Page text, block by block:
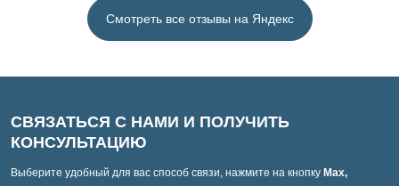
Смотреть все отзывы на Яндекс
СВЯЗАТЬСЯ С НАМИ И ПОЛУЧИТЬ
КОНСУЛЬТАЦИЮ
Выберите удобный для вас способ связи, нажмите на кнопку Max,